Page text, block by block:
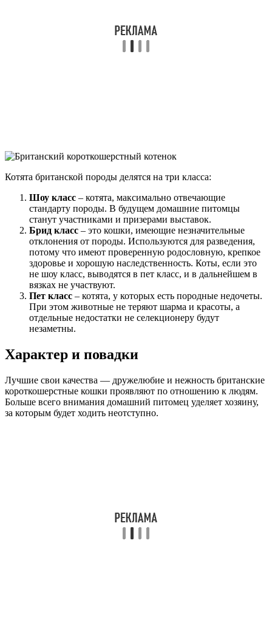
Котята британской породы делятся на три класса:
Шоу класс – котята, максимально отвечающие
стандарту породы. В будущем домашние питомцы
станут участниками и призерами выставок.
Брид класс – это кошки, имеющие незначительные
отклонения от породы. Используются для разведения,
потому что имеют проверенную родословную, крепкое
здоровье и хорошую наследственность. Коты, если это
не шоу класс, выводятся в пет класс, и в дальнейшем в
вязках не участвуют.
Пет класс – котята, у которых есть породные недочеты.
При этом животные не теряют шарма и красоты, а
отдельные недостатки не селекционеру будут
незаметны.
Характер и повадки
Лучшие свои качества — дружелюбие и нежность британские
короткошерстные кошки проявляют по отношению к людям.
Больше всего внимания домашний питомец уделяет хозяину,
за которым будет ходить неотступно.